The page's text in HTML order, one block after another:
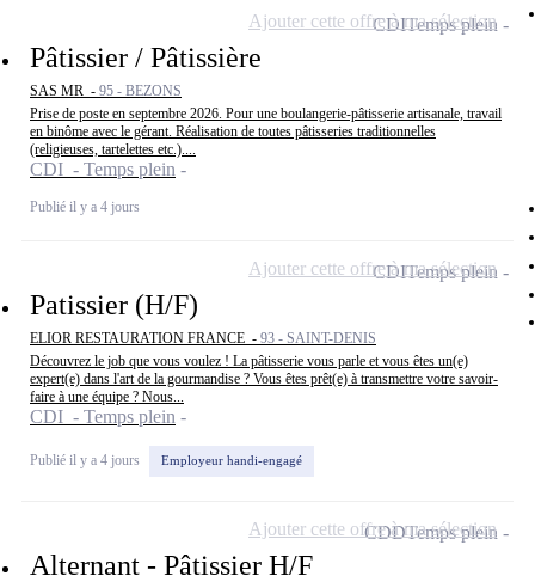
Pâtissier / Pâtissière
SAS MR - 95 - BEZONS
Prise de poste en septembre 2026. Pour une boulangerie-pâtisserie artisanale, travail
en binôme avec le gérant. Réalisation de toutes pâtisseries traditionnelles
(religieuses, tartelettes etc.)....
CDI - Temps plein
Publié il y a 4 jours
CDITemps plein
Ajouter cette offre à ma sélection
Patissier (H/F)
ELIOR RESTAURATION FRANCE - 93 - SAINT-DENIS
Découvrez le job que vous voulez ! La pâtisserie vous parle et vous êtes un(e)
expert(e) dans l'art de la gourmandise ? Vous êtes prêt(e) à transmettre votre savoir-
faire à une équipe ? Nous...
CDI - Temps plein
Publié il y a 4 jours Employeur handi-engagé
CDITemps plein
Ajouter cette offre à ma sélection
Alternant - Pâtissier H/F
CDDTemps plein
Ajouter cette offre à ma sélection